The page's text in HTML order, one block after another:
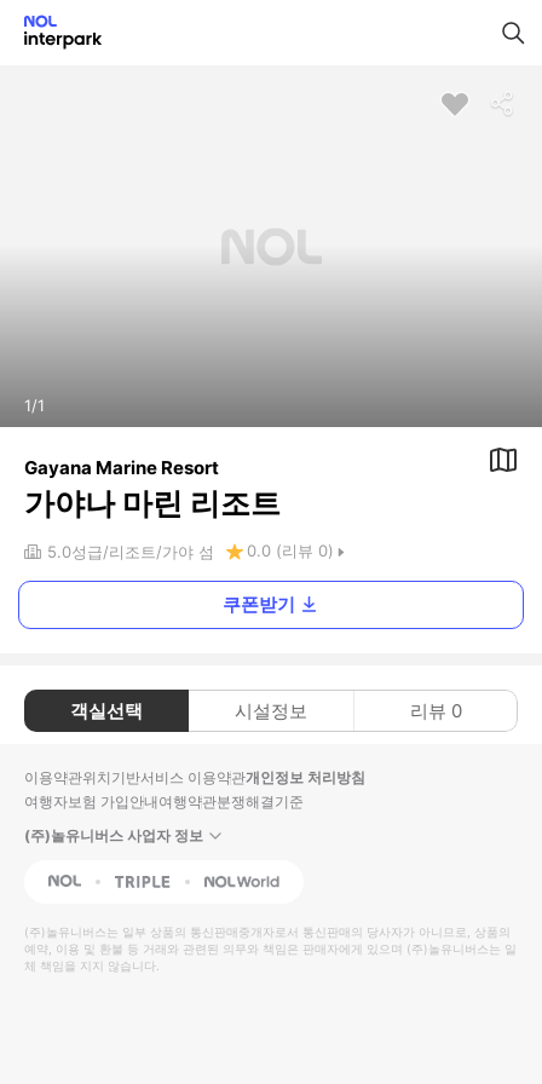
1/1
Gayana Marine Resort
가야나 마린 리조트
5.0성급 리조트 가야 섬 0.0 (리뷰 0)
쿠폰받기
객실선택 시설정보 리뷰 0
이용약관위치기반서비스 이용약관개인정보 처리방침
여행자보험 가입안내여행약관분쟁해결기준
(주)놀유니버스 사업자 정보
NOL Triple Interpark Global
(주)놀유니버스는 일부 상품의 통신판매중개자로서 통신판매의 당사자가 아니므로, 상품의
예약, 이용 및 환불 등 거래와 관련된 의무와 책임은 판매자에게 있으며 (주)놀유니버스는 일
체 책임을 지지 않습니다.